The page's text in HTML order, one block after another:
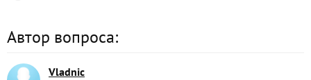
Автор вопроса:
Vladnic